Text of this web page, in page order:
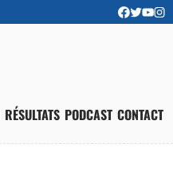
RÉSULTATS PODCAST CONTACT